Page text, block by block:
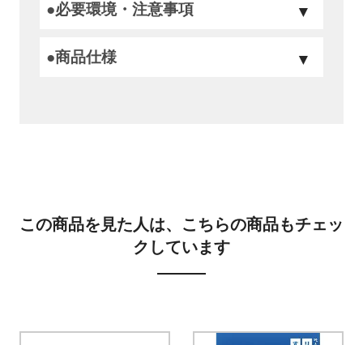
●必要環境・注意事項
●商品仕様
この商品を見た人は、こちらの商品もチェッ
クしています